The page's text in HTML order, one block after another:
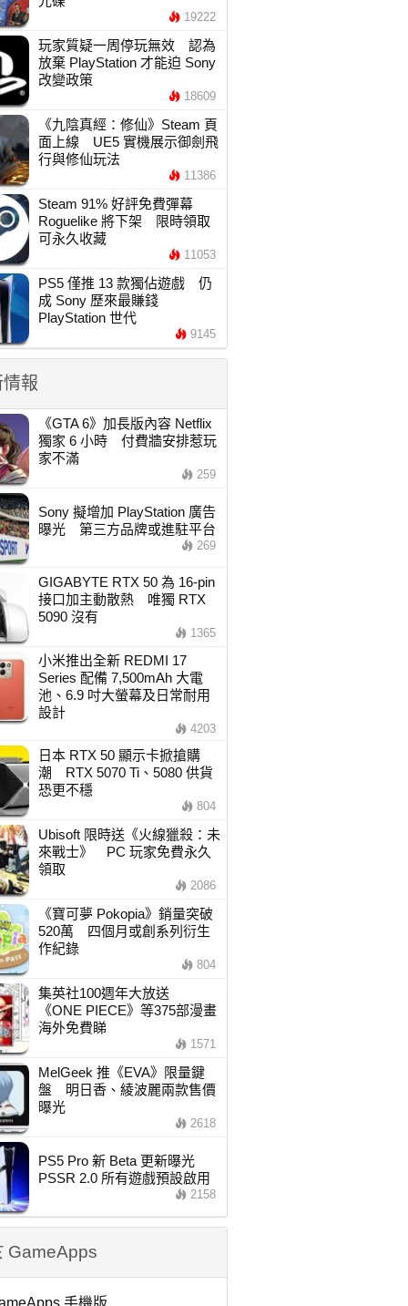
19222
玩家質疑一周停玩無效 認為
放棄 PlayStation 才能迫 Sony
改變政策
18609
《九陰真經：修仙》Steam 頁
面上線 UE5 實機展示御劍飛
行與修仙玩法
11386
Steam 91% 好評免費彈幕
Roguelike 將下架 限時領取
可永久收藏
11053
PS5 僅推 13 款獨佔遊戲 仍
成 Sony 歷來最賺錢
PlayStation 世代
9145
報
《GTA 6》加長版內容 Netflix
獨家 6 小時 付費牆安排惹玩
家不滿
259
Sony 擬增加 PlayStation 廣告
曝光 第三方品牌或進駐平台
269
GIGABYTE RTX 50 為 16-pin
接口加主動散熱 唯獨 RTX
5090 沒有
1365
小米推出全新 REDMI 17
Series 配備 7,500mAh 大電
池、6.9 吋大螢幕及日常耐用
設計
4203
日本 RTX 50 顯示卡掀搶購
潮 RTX 5070 Ti、5080 供貨
恐更不穩
804
Ubisoft 限時送《火線獵殺：未
來戰士》 PC 玩家免費永久
領取
2086
《寶可夢 Pokopia》銷量突破
520萬 四個月或創系列衍生
作紀錄
804
集英社100週年大放送
《ONE PIECE》等375部漫畫
海外免費睇
1571
MelGeek 推《EVA》限量鍵
盤 明日香、綾波麗兩款售價
曝光
2618
PS5 Pro 新 Beta 更新曝光
PSSR 2.0 所有遊戲預設啟用
2158
GameApps
手機版